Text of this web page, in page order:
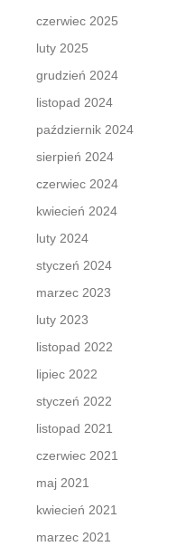
czerwiec 2025
luty 2025
grudzień 2024
listopad 2024
październik 2024
sierpień 2024
czerwiec 2024
kwiecień 2024
luty 2024
styczeń 2024
marzec 2023
luty 2023
listopad 2022
lipiec 2022
styczeń 2022
listopad 2021
czerwiec 2021
maj 2021
kwiecień 2021
marzec 2021